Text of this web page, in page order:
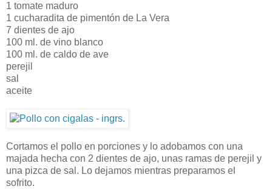
1 tomate maduro
1 cucharadita de pimentón de La Vera
7 dientes de ajo
100 ml. de vino blanco
100 ml. de caldo de ave
perejil
sal
aceite
Cortamos el pollo en porciones y lo adobamos con una
majada hecha con 2 dientes de ajo, unas ramas de perejil y
una pizca de sal. Lo dejamos mientras preparamos el
sofrito.